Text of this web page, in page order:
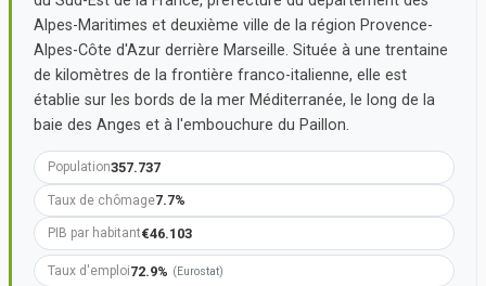
Alpes-Maritimes et deuxième ville de la région Provence-
Alpes-Côte d'Azur derrière Marseille. Située à une trentaine
de kilomètres de la frontière franco-italienne, elle est
établie sur les bords de la mer Méditerranée, le long de la
baie des Anges et à l'embouchure du Paillon.
Population357.737
Taux de chômage7.7%
PIB par habitant€46.103
Taux d'emploi72.9% (Eurostat)